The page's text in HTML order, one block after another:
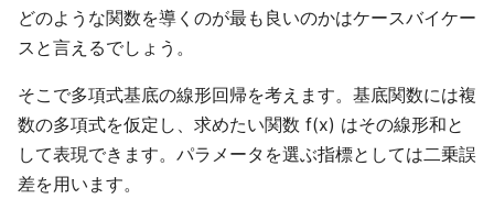
どのような関数を導くのが最も良いのかはケースバイケー
スと言えるでしょう。
そこで多項式基底の線形回帰を考えます。基底関数には複
数の多項式を仮定し、求めたい関数 f(x) はその線形和と
して表現できます。パラメータを選ぶ指標としては二乗誤
差を用います。